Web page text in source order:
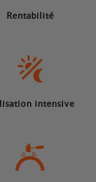
Rentabilité
intensive